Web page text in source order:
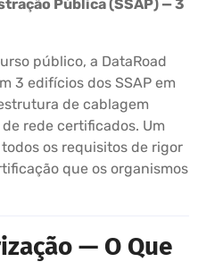
Pública (SSAP) — 3
público, a DataRoad
3 edifícios dos SSAP em
de cablagem
rede certificados. Um
os requisitos de rigor
que os organismos
— O Que